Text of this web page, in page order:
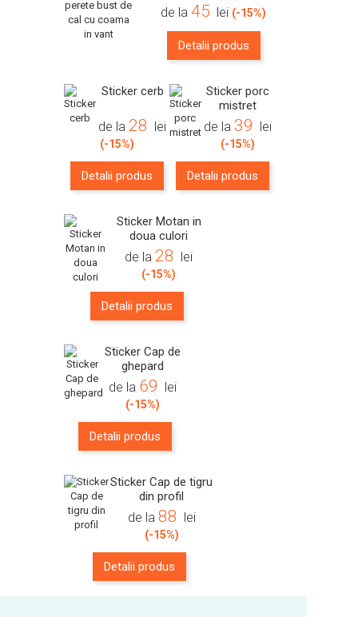
de la45 lei (-15%)
Detalii produs
Sticker cerb
de la 28 lei
(-15%)
Detalii produs
Sticker porc
mistret
de la39 lei
(-15%)
Detalii produs
Sticker Motan in
doua culori
de la 28 lei
(-15%)
Detalii produs
Sticker Cap de
ghepard
de la 69 lei
(-15%)
Detalii produs
Sticker Cap de tigru
din profil
de la 88 lei
(-15%)
Detalii produs